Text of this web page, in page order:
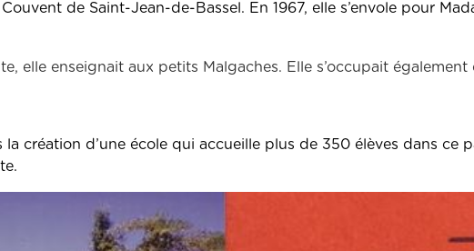
de Saint-Jean-de-Bassel. En 1967, elle s’envole pour
elle enseignait aux petits Malgaches. Elle s’occupait
la création d’une école qui accueille plus de 350 élèves dans ce